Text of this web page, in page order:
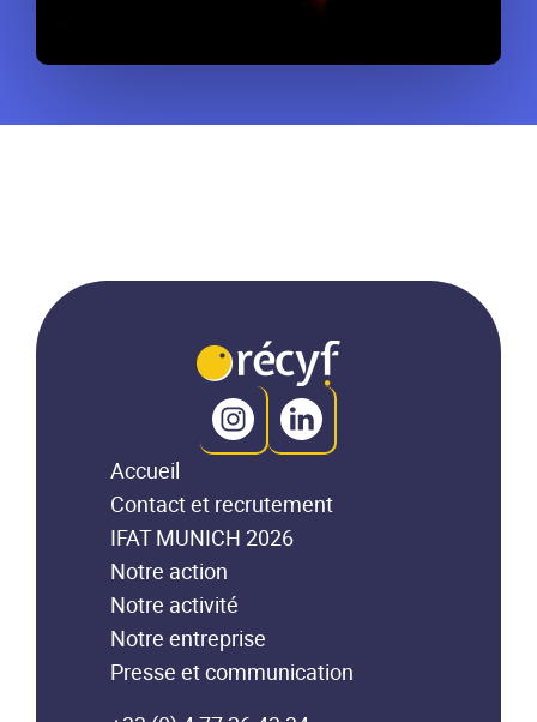
Accueil
Contact et recrutement
IFAT MUNICH 2026
Notre action
Notre activité
Notre entreprise
Presse et communication